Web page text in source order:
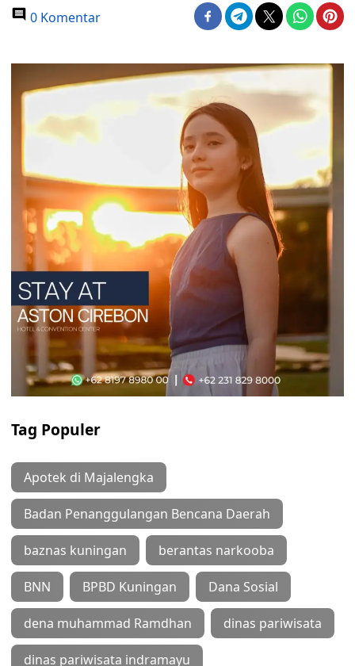
0 Komentar
Tag Populer
Apotek di Majalengka
Badan Penanggulangan Bencana Daerah
baznas kuningan berantas narkooba
BNN BPBD Kuningan Dana Sosial
dena muhammad Ramdhan dinas pariwisata
dinas pariwisata indramayu